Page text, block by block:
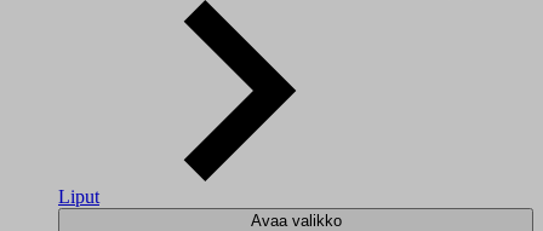
Liput
Avaa valikko